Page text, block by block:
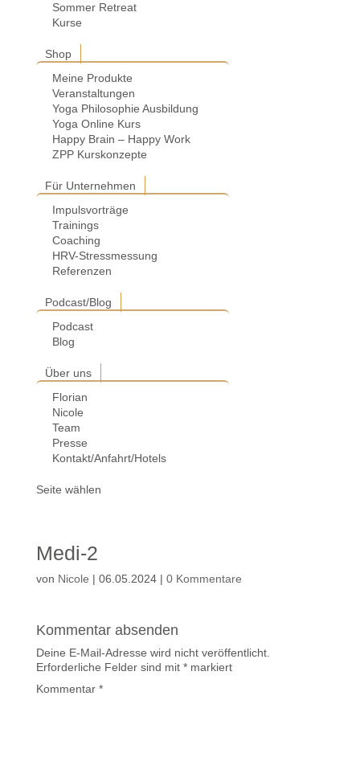
Sommer Retreat
Kurse
Shop
Meine Produkte
Veranstaltungen
Yoga Philosophie Ausbildung
Yoga Online Kurs
Happy Brain – Happy Work
ZPP Kurskonzepte
Für Unternehmen
Impulsvorträge
Trainings
Coaching
HRV-Stressmessung
Referenzen
Podcast/Blog
Podcast
Blog
Über uns
Florian
Nicole
Team
Presse
Kontakt/Anfahrt/Hotels
Seite wählen
Medi-2
von Nicole | 06.05.2024| 0 Kommentare
Kommentar absenden
Deine E-Mail-Adresse wird nicht veröffentlicht.
Erforderliche Felder sind mit *markiert
Kommentar *